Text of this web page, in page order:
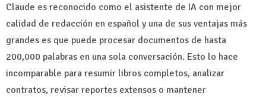
Claude es reconocido como el asistente de IA con mejor
calidad de redacción en español y una de sus ventajas más
grandes es que puede procesar documentos de hasta
200,000 palabras en una sola conversación. Esto lo hace
incomparable para resumir libros completos, analizar
contratos, revisar reportes extensos o mantener